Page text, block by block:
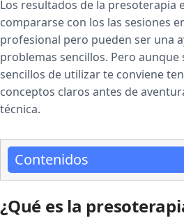
Los resultados de la presoterapia
compararse con los las sesiones
profesional pero pueden ser una
problemas sencillos. Pero aunque
sencillos de utilizar te conviene
conceptos claros antes de
técnica.
Contenidos
¿Qué es la